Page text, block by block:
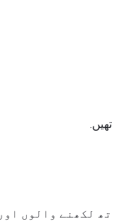
لکھنے والوں اور